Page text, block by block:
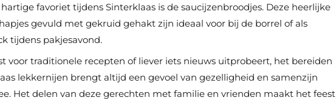
favoriet tijdens Sinterklaas is de saucijzenbroodjes. Deze heerlijke
gevuld met gekruid gehakt zijn ideaal voor bij de borrel of als
tijdens pakjesavond.
voor traditionele recepten of liever iets nieuws uitprobeert, het bereiden
lekkernijen brengt altijd een gevoel van gezelligheid en samenzijn
Het delen van deze gerechten met familie en vrienden maakt het feest